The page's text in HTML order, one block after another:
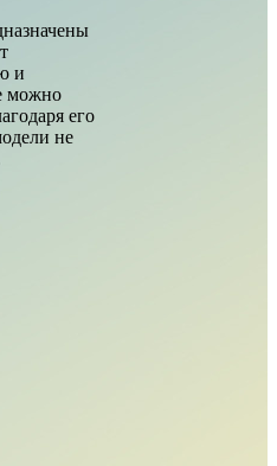
и
можно
его
не